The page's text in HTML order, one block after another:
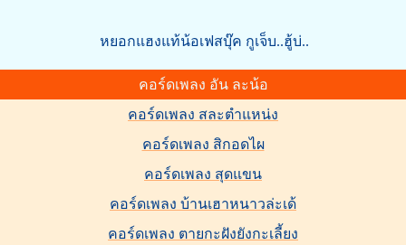
หยอกแฮงแท้น้อเฟสบุ๊ค กูเจ็บ..ฮู้บ่..
คอร์ดเพลง อัน ละน้อ
คอร์ดเพลง สละตำแหน่ง
คอร์ดเพลง สิกอดไผ
คอร์ดเพลง สุดแขน
คอร์ดเพลง บ้านเฮาหนาวล่ะเด้
คอร์ดเพลง ตายกะฝังยังกะเลี้ยง